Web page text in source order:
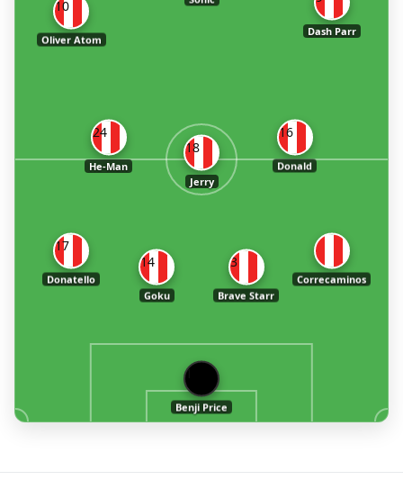
1
Benji Price
17
Donatello
14
Goku
3
Brave Starr
Correcaminos
24
He-Man
18
Jerry
16
Donald
10
Oliver Atom
Dash Parr